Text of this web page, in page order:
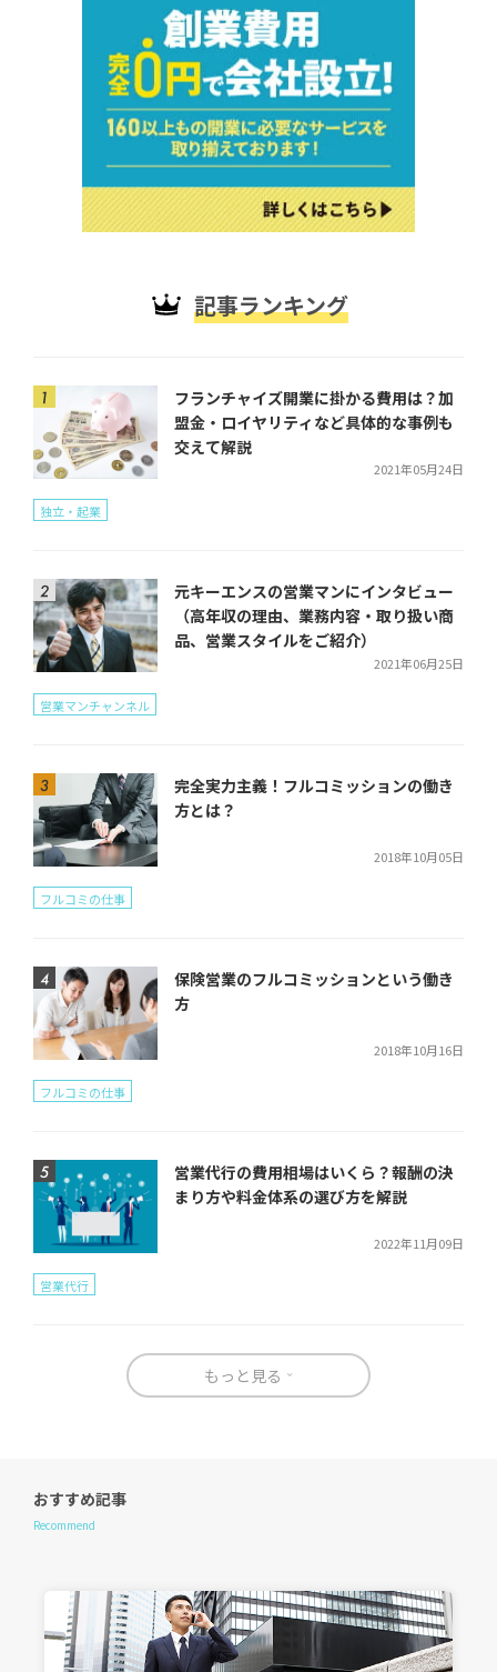
記事ランキング
フランチャイズ開業に掛かる費用は？加
盟金・ロイヤリティなど具体的な事例も
交えて解説
2021年05月24日
独立・起業
元キーエンスの営業マンにインタビュー
（高年収の理由、業務内容・取り扱い商
品、営業スタイルをご紹介）
2021年06月25日
営業マンチャンネル
完全実力主義！フルコミッションの働き
方とは？
2018年10月05日
フルコミの仕事
保険営業のフルコミッションという働き
方
2018年10月16日
フルコミの仕事
営業代行の費用相場はいくら？報酬の決
まり方や料金体系の選び方を解説
2022年11月09日
営業代行
もっと見る
おすすめ記事
Recommend